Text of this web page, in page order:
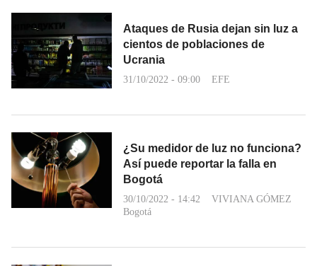
Ataques de Rusia dejan sin luz a
cientos de poblaciones de
Ucrania
31/10/2022 - 09:00 EFE
¿Su medidor de luz no funciona?
Así puede reportar la falla en
Bogotá
30/10/2022 - 14:42
VIVIANA GÓMEZ
Bogotá